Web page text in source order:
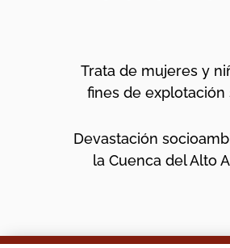
Trata de mujeres y
fines de explotación
Devastación
la Cuenca del Alto